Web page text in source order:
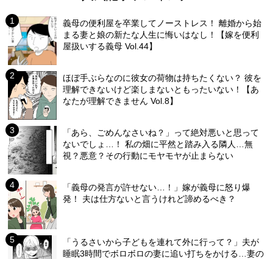
義母の便利屋を卒業してノーストレス！ 離婚から始
まる妻と娘の新たな人生に悔いはなし！【嫁を便利
屋扱いする義母 Vol.44】
ほぼ手ぶらなのに彼女の荷物は持ちたくない？ 彼を
理解できないけど楽しまないともったいない！【あ
なたが理解できません Vol.8】
「あら、ごめんなさいね？」って絶対悪いと思って
ないでしょ…！ 私の畑に平然と踏み入る隣人…無
視？悪意？その行動にモヤモヤが止まらない
「義母の発言が許せない…！」嫁が義母に怒り爆
発！ 夫は仕方ないと言うけれど諦めるべき？
「うるさいから子どもを連れて外に行って？」夫が
睡眠3時間でボロボロの妻に追い打ちをかける…妻の